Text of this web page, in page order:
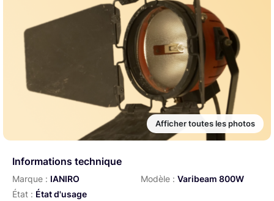
Afficher toutes les photos
Informations technique
Marque : IANIRO Modèle : Varibeam 800W
État : État d'usage